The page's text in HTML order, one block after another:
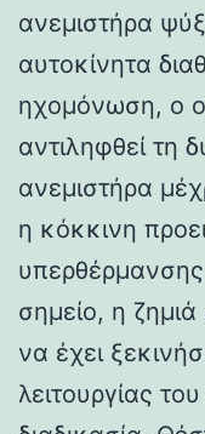
ανεμιστήρα
αυτοκίνητα
ηχομόνωση, ο
αντιληφθεί τη
ανεμιστήρα
η κόκκινη
σημείο, η
να έχει
λειτουργίας